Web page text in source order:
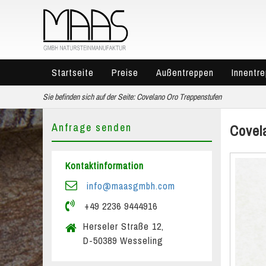
Startseite Preise Außentreppen
Sie befinden sich auf der Seite: Covelano Oro Treppenstufen
Anfrage senden
Kontaktinformation
info@maasgmbh.com
+49 2236 9444916
Herseler Straße 12,
D-50389 Wesseling